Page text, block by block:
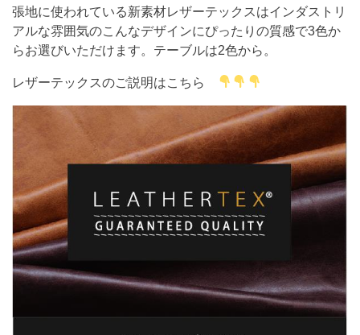
張地に使われている新素材レザーテックスはインダストリ
アルな雰囲気のこんなデザインにぴったりの質感で3色か
らお選びいただけます。テーブルは2色から。
レザーテックスのご説明はこちら